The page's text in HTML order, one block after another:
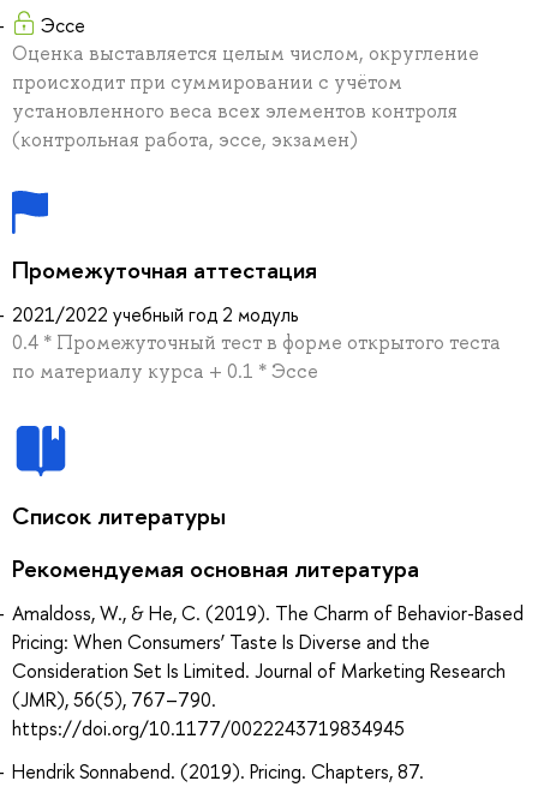
Эссе
Оценка выставляется целым числом, округление
происходит при суммировании с учётом
установленного веса всех элементов контроля
(контрольная работа, эссе, экзамен)
Промежуточная аттестация
2021/2022 учебный год 2 модуль
0.4 * Промежуточный тест в форме открытого теста
по материалу курса + 0.1 * Эссе
Список литературы
Рекомендуемая основная литература
Amaldoss, W., & He, C. (2019). The Charm of Behavior-Based
Pricing: When Consumers’ Taste Is Diverse and the
Consideration Set Is Limited. Journal of Marketing Research
(JMR), 56(5), 767–790.
https://doi.org/10.1177/0022243719834945
Hendrik Sonnabend. (2019). Pricing. Chapters, 87.